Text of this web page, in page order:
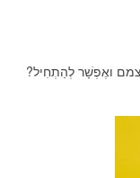
ואֶפְשָׁר לְהַתְחִיל?